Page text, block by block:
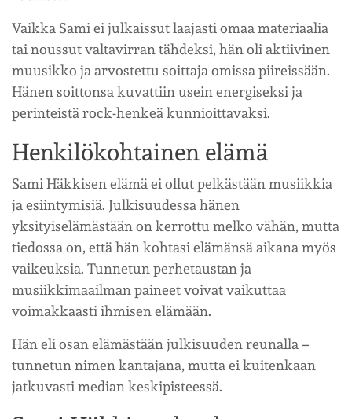
Vaikka Sami ei julkaissut laajasti omaa materiaalia
tai noussut valtavirran tähdeksi, hän oli aktiivinen
muusikko ja arvostettu soittaja omissa piireissään.
Hänen soittonsa kuvattiin usein energiseksi ja
perinteistä rock-henkeä kunnioittavaksi.
Henkilökohtainen elämä
Sami Häkkisen elämä ei ollut pelkästään musiikkia
ja esiintymisiä. Julkisuudessa hänen
yksityiselämästään on kerrottu melko vähän, mutta
tiedossa on, että hän kohtasi elämänsä aikana myös
vaikeuksia. Tunnetun perhetaustan ja
musiikkimaailman paineet voivat vaikuttaa
voimakkaasti ihmisen elämään.
Hän eli osan elämästään julkisuuden reunalla –
tunnetun nimen kantajana, mutta ei kuitenkaan
jatkuvasti median keskipisteessä.